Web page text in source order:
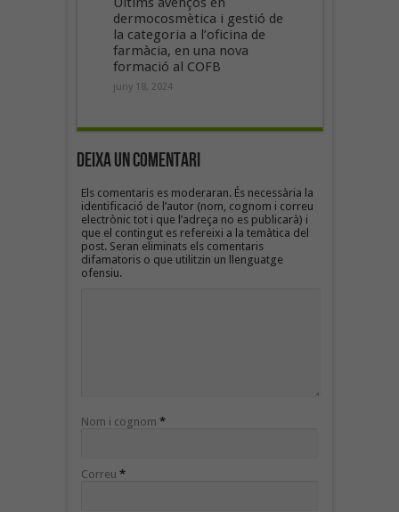
dermocosmètica i gestió de
la categoria a l’oficina de
farmàcia, en una nova
formació al COFB
juny 18, 2024
Deixa un Comentari
Els comentaris es moderaran. És necessària la
identificació de l’autor (nom, cognom i correu
electrònic tot i que l’adreça no es publicarà) i
que el contingut es refereixi a la temàtica del
post. Seran eliminats els comentaris
difamatoris o que utilitzin un llenguatge
ofensiu.
Nom i cognom *
Correu *